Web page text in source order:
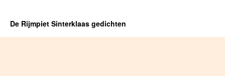
De Rijmpiet Sinterklaas gedichten